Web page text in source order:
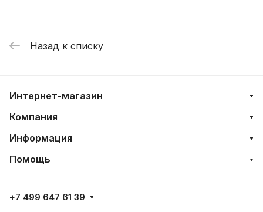
Назад к списку
Интернет-магазин
Компания
Информация
Помощь
+7 499 647 61 39